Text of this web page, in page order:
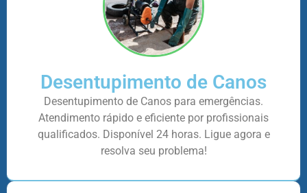
Desentupimento de Canos
Desentupimento de Canos para emergências.
Atendimento rápido e eficiente por profissionais
qualificados. Disponível 24 horas. Ligue agora e
resolva seu problema!